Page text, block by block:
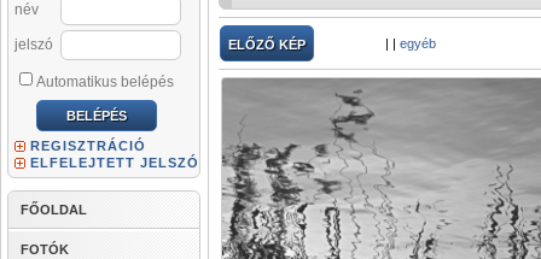
név
jelszó
Automatikus belépés
REGISZTRÁCIÓ
ELFELEJTETT JELSZÓ
FŐOLDAL
FOTÓK
ELŐZŐ KÉP | | egyéb